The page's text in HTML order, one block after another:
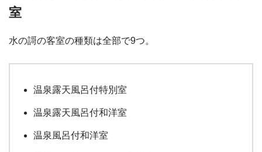
室
水の謌の客室の種類は全部で9つ。
温泉露天風呂付特別室
温泉露天風呂付和洋室
温泉風呂付和洋室